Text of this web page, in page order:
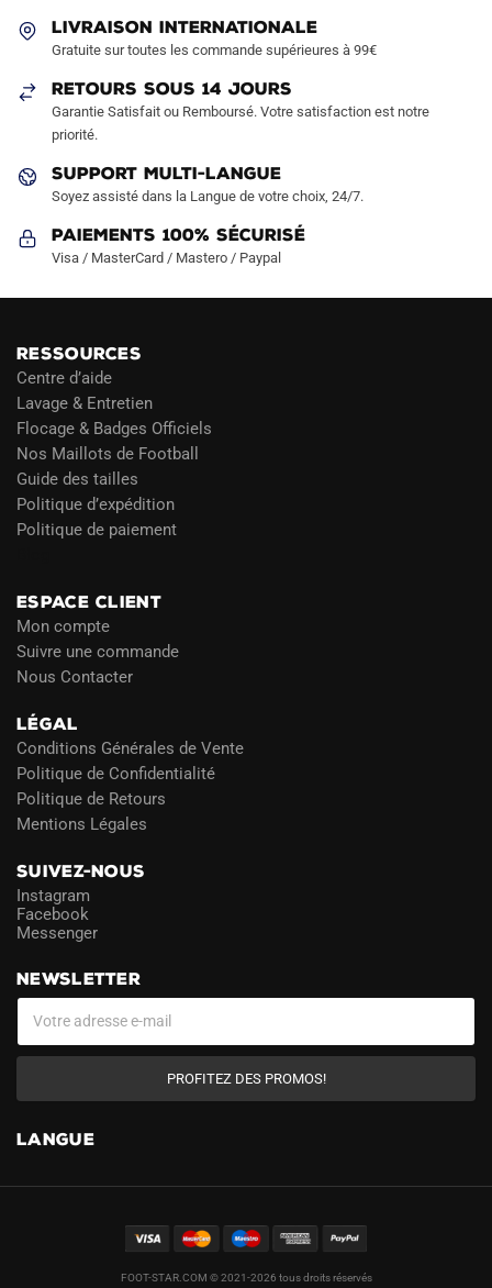
être
choisies
sur
page
produit
LIVRAISON INTERNATIONALE
Gratuite sur toutes les commande supérieures à 99€
RETOURS SOUS 14 JOURS
Garantie Satisfait ou Remboursé. Votre satisfaction est notre
priorité.
SUPPORT MULTI-LANGUE
Soyez assisté dans la Langue de votre choix, 24/7.
Paiements 100% Sécurisé
Visa / MasterCard / Mastero / Paypal
RESSOURCES
Centre d’aide
Lavage & Entretien
Flocage & Badges Officiels
Nos Maillots de Football
Guide des tailles
Politique d’expédition
Politique de paiement
ESPACE CLIENT
Mon compte
Suivre une commande
Nous Contacter
LÉGAL
Conditions Générales de Vente
Politique de Confidentialité
Politique de Retours
Mentions Légales
SUIVEZ-NOUS
Instagram
Facebook
Messenger
NEWSLETTER
PROFITEZ DES PROMOS!
LANGUE
FOOT-STAR.COM © 2021-2026 tous droits réservés